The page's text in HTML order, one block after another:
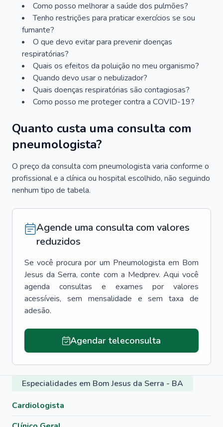
Como posso melhorar a saúde dos pulmões?
Tenho restrições para praticar exercícios se sou
fumante?
O que devo evitar para prevenir doenças
respiratórias?
Quais os efeitos da poluição no meu organismo?
Quando devo usar o nebulizador?
Quais doenças respiratórias são contagiosas?
Como posso me proteger contra a COVID-19?
Quanto custa uma consulta com
pneumologista?
O preço da consulta com pneumologista varia conforme o
profissional e a clínica ou hospital escolhido, não seguindo
nenhum tipo de tabela.
Agende uma consulta com valores
reduzidos
Se você procura por um Pneumologista em Bom
Jesus da Serra, conte com a Medprev. Aqui você
agenda consultas e exames por valores
acessíveis, sem mensalidade e sem taxa de
adesão.
Agendar teleconsulta
Especialidades em Bom Jesus da Serra - BA
Cardiologista